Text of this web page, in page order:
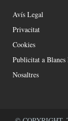
Avís Legal
Privacitat
Cookies
Publicitat a
Nosaltres